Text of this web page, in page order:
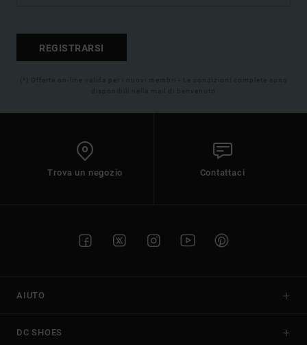
REGISTRARSI
(*) Offerta on-line valida per i nuovi membri - Le condizioni complete sono
disponibili nella mail di benvenuto
Trova un negozio Contattaci
AIUTO
DC SHOES